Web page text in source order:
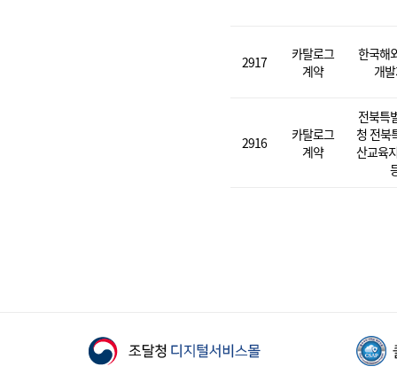
2917
카탈로그
계약
한국해
개
2916
카탈로그
계약
전북특
청 전북
산교육